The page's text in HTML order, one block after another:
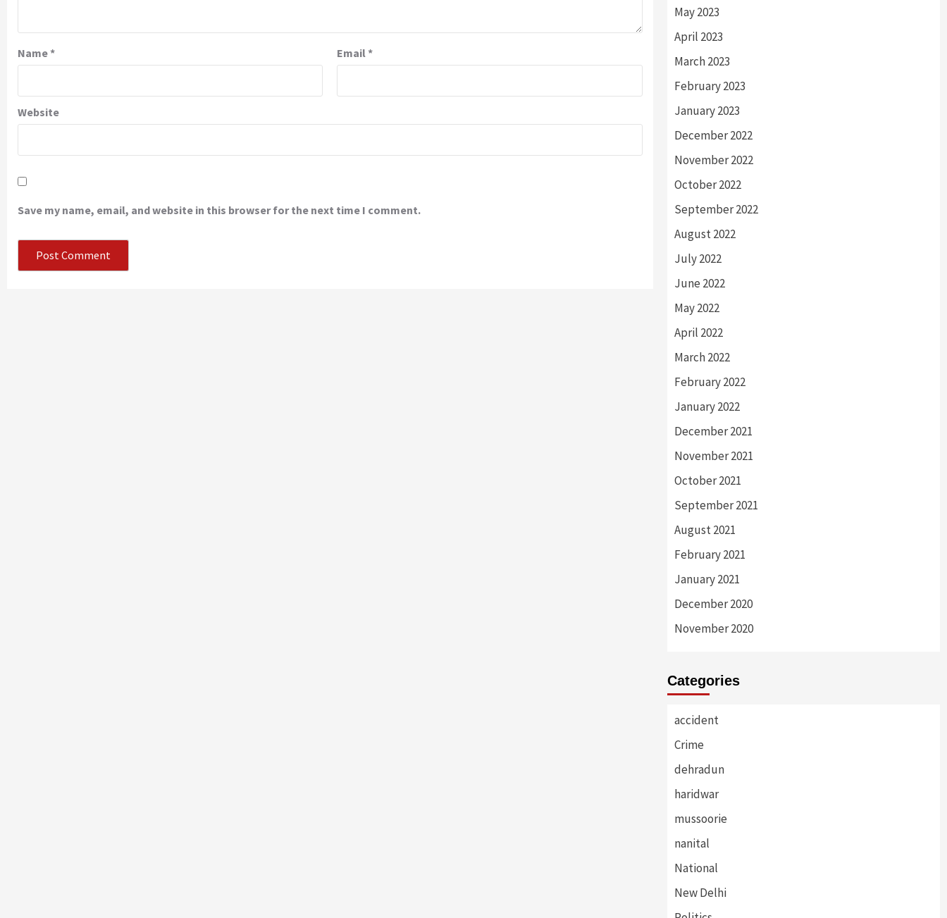
Name* Email*
Website
Save my name, email, and website in this browser for the next time I comment.
May 2023
April 2023
March 2023
February 2023
January 2023
December 2022
November 2022
October 2022
September 2022
August 2022
July 2022
June 2022
May 2022
April 2022
March 2022
February 2022
January 2022
December 2021
November 2021
October 2021
September 2021
August 2021
February 2021
January 2021
December 2020
November 2020
Categories
accident
Crime
dehradun
haridwar
mussoorie
nanital
National
New Delhi